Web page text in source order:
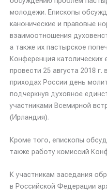
молодежи. Епископы
канонические и правовые
взаимоотношения
а также их пастырское
Конференция католических
провести 25 августа 2018 г.
приходах России день
подчеркнув духовное
участниками Всемирной
(Ирландия).
Кроме того, епископы
также работу комиссий
К участникам заседания
в Российской Федерации